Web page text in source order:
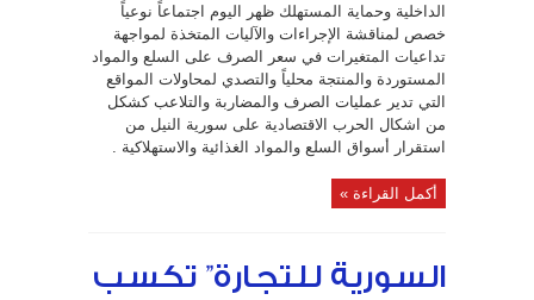
للعاملين
بالدولة
دون
فائدة
بشرط…؟؟
مغلقة
الداخلية وحماية المستهلك ظهر اليوم اجتماعاً نوعياً
خصص لمناقشة الإجراءات والآليات المتخذة لمواجهة
تداعيات المتغيرات في سعر الصرف على السلع والمواد
المستوردة والمنتجة محلياً والتصدي لمحاولات المواقع
التي تدير عمليات الصرف والمضاربة والتلاعب كشكل
من اشكال الحرب الاقتصادية على سورية النيل من
استقرار أسواق السلع والمواد الغذائية والاستهلاكية .
أكمل القراءة »
السورية للتجارة” تكسب